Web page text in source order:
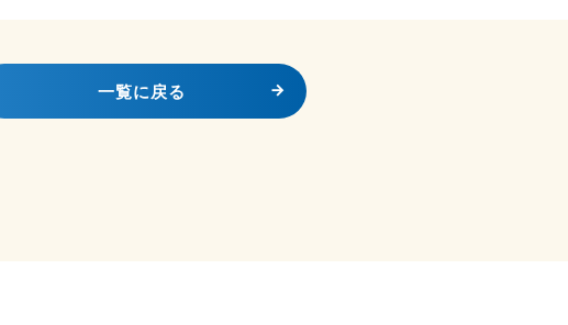
一覧に戻る